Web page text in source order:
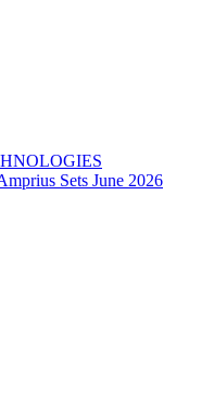
Sets June 2026